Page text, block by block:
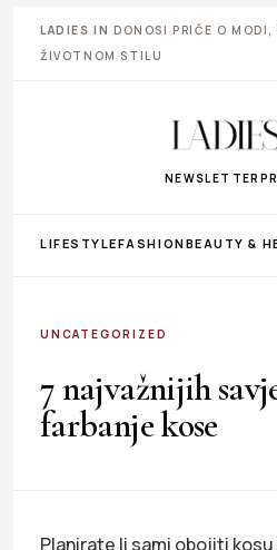
LADIES IN DONOSI PRIČE O
ŽIVOTNOM STILU
NEWSLETTER
LIFESTYLEFASHIONBEAUTY &
UNCATEGORIZED
7 najvažnijih
farbanje kose
Planirate li sami obojiti